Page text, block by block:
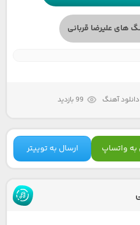
های علیرضا قربانی
دانلود آهنگ 99 بازدید
به واتساپ ارسال به توییتر